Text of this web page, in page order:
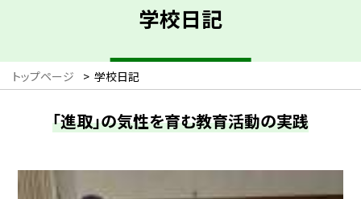
学校日記
トップページ > 学校日記
「進取」の気性を育む教育活動の実践